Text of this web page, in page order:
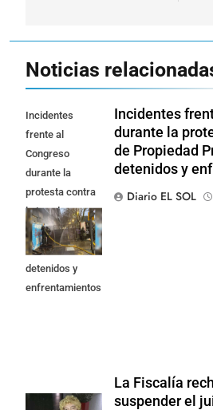
Noticias
Incidentes
frente al
Congreso
durante la
protesta contra
la Ley de
Propiedad
Privada: hubo
detenidos y
enfrentamientos
Incidentes
durante la
de Propiedad
detenidos y
Diario EL SOL
La Fiscalía
suspender el